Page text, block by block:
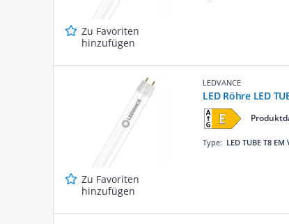
Zu Favoriten
hinzufügen
Zu Favoriten
hinzufügen
LEDVANCE
LED Röhre LED
Type: LED TUBE T8 EM